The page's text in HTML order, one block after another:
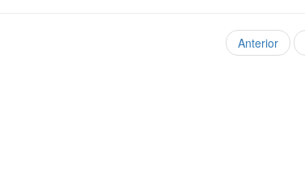
Anterior